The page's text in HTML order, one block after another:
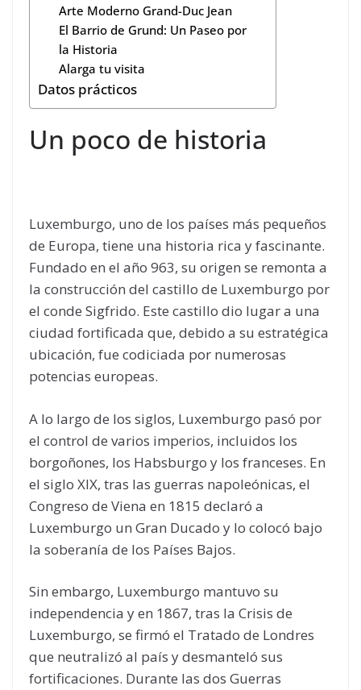
Arte Moderno Grand-Duc Jean
El Barrio de Grund: Un Paseo por
la Historia
Alarga tu visita
Datos prácticos
Un poco de historia
Luxemburgo, uno de los países más pequeños
de Europa, tiene una historia rica y fascinante.
Fundado en el año 963, su origen se remonta a
la construcción del castillo de Luxemburgo por
el conde Sigfrido. Este castillo dio lugar a una
ciudad fortificada que, debido a su estratégica
ubicación, fue codiciada por numerosas
potencias europeas.
A lo largo de los siglos, Luxemburgo pasó por
el control de varios imperios, incluidos los
borgoñones, los Habsburgo y los franceses. En
el siglo XIX, tras las guerras napoleónicas, el
Congreso de Viena en 1815 declaró a
Luxemburgo un Gran Ducado y lo colocó bajo
la soberanía de los Países Bajos.
Sin embargo, Luxemburgo mantuvo su
independencia y en 1867, tras la Crisis de
Luxemburgo, se firmó el Tratado de Londres
que neutralizó al país y desmanteló sus
fortificaciones. Durante las dos Guerras